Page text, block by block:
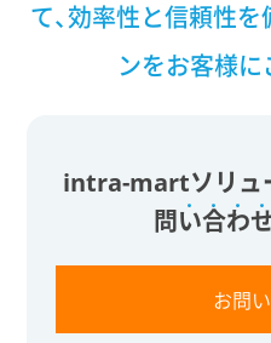
て、効率性と信頼性を
ンをお客様に
intra-martソリュ
問 い合わ
お問